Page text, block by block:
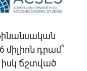
միլիոն դրամ՝
իսկ ճշտված